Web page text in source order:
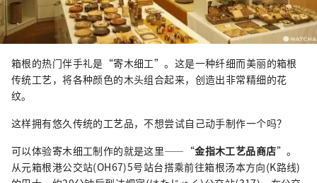
箱根的热门伴手礼是“寄木细工”。这是一种纤细而美丽的箱根
传统工艺，将各种颜色的木头组合起来，创造出非常精细的花
纹。
这样拥有悠久传统的工艺品，不想尝试自己动手制作一个吗？
可以体验寄木细工制作的就是这里——“金指木工艺品商店”。
从元箱根港公交站(OH67)5号站台搭乘前往箱根汤本方向(K路线)